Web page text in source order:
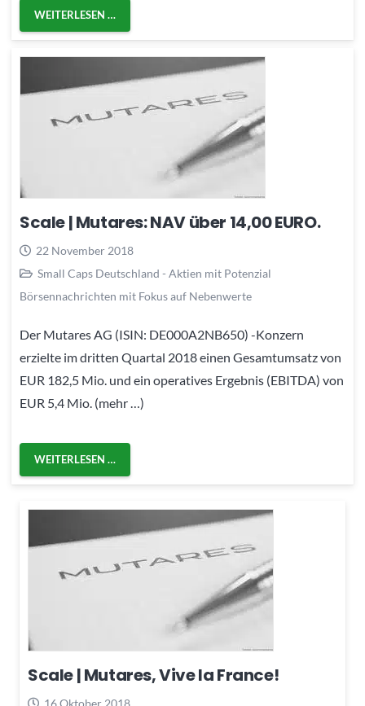
WEITERLESEN …
Scale | Mutares: NAV über 14,00 EURO.
22 November 2018
Small Caps Deutschland - Aktien mit Potenzial
Börsennachrichten mit Fokus auf Nebenwerte
Der Mutares AG (ISIN: DE000A2NB650) -Konzern
erzielte im dritten Quartal 2018 einen Gesamtumsatz von
EUR 182,5 Mio. und ein operatives Ergebnis (EBITDA) von
EUR 5,4 Mio. (mehr …)
WEITERLESEN …
Scale | Mutares, Vive la France!